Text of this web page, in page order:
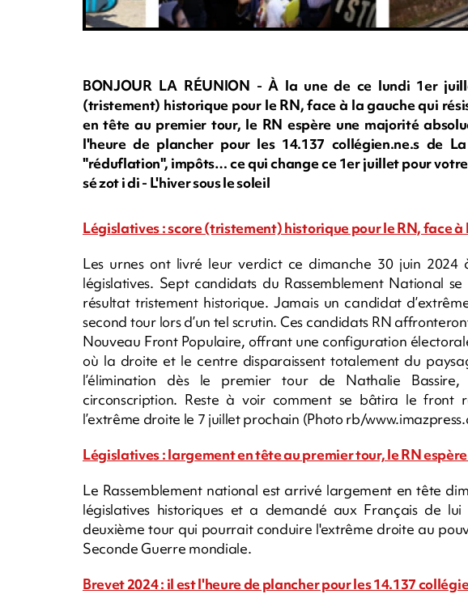
BONJOUR LA RÉUNION - À la une de ce lundi 1er
(tristement) historique pour le RN, face à la gauche qui
en tête au premier tour, le RN espère une majorité
l'heure de plancher pour les 14.137 collégien.ne.s de
"réduflation", impôts… ce qui change ce 1er juillet pour
sé zot i di - L'hiver sous le soleil
Législatives : score (tristement) historique pour le RN, face
Les urnes ont livré leur verdict ce dimanche 30 juin 2024
législatives. Sept candidats du Rassemblement National
résultat tristement historique. Jamais un candidat
second tour lors d’un tel scrutin. Ces candidats RN
Nouveau Front Populaire, offrant une configuration
où la droite et le centre disparaissent totalement du
l’élimination dès le premier tour de Nathalie
circonscription. Reste à voir comment se bâtira le
l’extrême droite le 7 juillet prochain (Photo rb/
Législatives : largement en tête au premier tour, le RN
Le Rassemblement national est arrivé largement en tête
législatives historiques et a demandé aux Français de
deuxième tour qui pourrait conduire l'extrême droite au
Seconde Guerre mondiale.
Brevet 2024 : il est l'heure de plancher pour les 14.137